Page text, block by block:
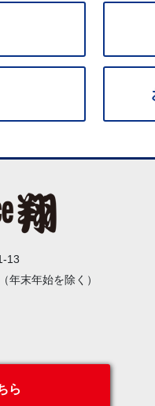
13
年末年始を除く）
ら